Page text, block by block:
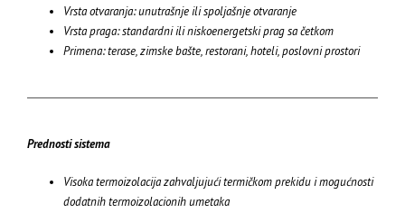
Vrsta otvaranja: unutrašnje ili spoljašnje otvaranje
Vrsta praga: standardni ili niskoenergetski prag sa četkom
Primena: terase, zimske bašte, restorani, hoteli, poslovni prostori
Prednosti sistema
Visoka termoizolacija zahvaljujući termičkom prekidu i mogućnosti
dodatnih termoizolacionih umetaka